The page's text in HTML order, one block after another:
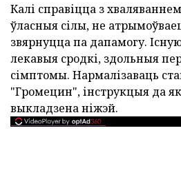
Калі справіцца з
ўласныя сілы, не
звярнуцца па дапамогу.
лекавыя сродкі, здольныя
сімптомы. Нармалізаваць
"Громецин", інструкцыя да
выкладзена ніжэй.